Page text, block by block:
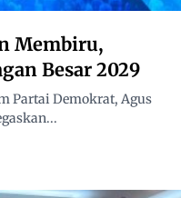
Membiru,
Besar 2029
Partai Demokrat, Agus